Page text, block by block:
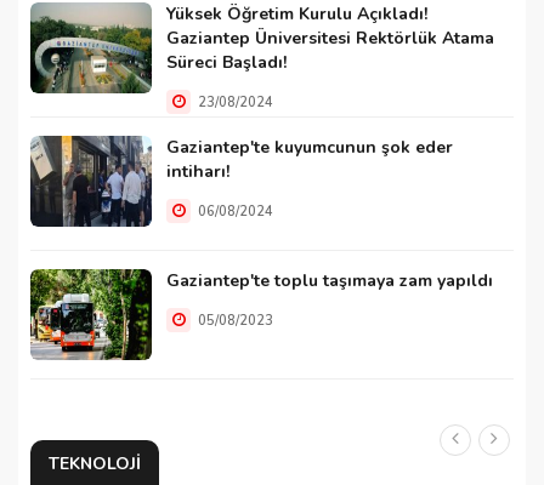
Yüksek Öğretim Kurulu Açıkladı!
Gaziantep Üniversitesi Rektörlük Atama
Süreci Başladı!
23/08/2024
Gaziantep'te kuyumcunun şok eder
intiharı!
06/08/2024
Gaziantep'te toplu taşımaya zam yapıldı
05/08/2023
TEKNOLOJI